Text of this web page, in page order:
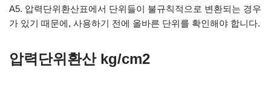
A5. 압력단위환산표에서 단위들이 불규칙적으로 변환되는 경우
가 있기 때문에, 사용하기 전에 올바른 단위를 확인해야 합니다.
압력단위환산 kg/cm2